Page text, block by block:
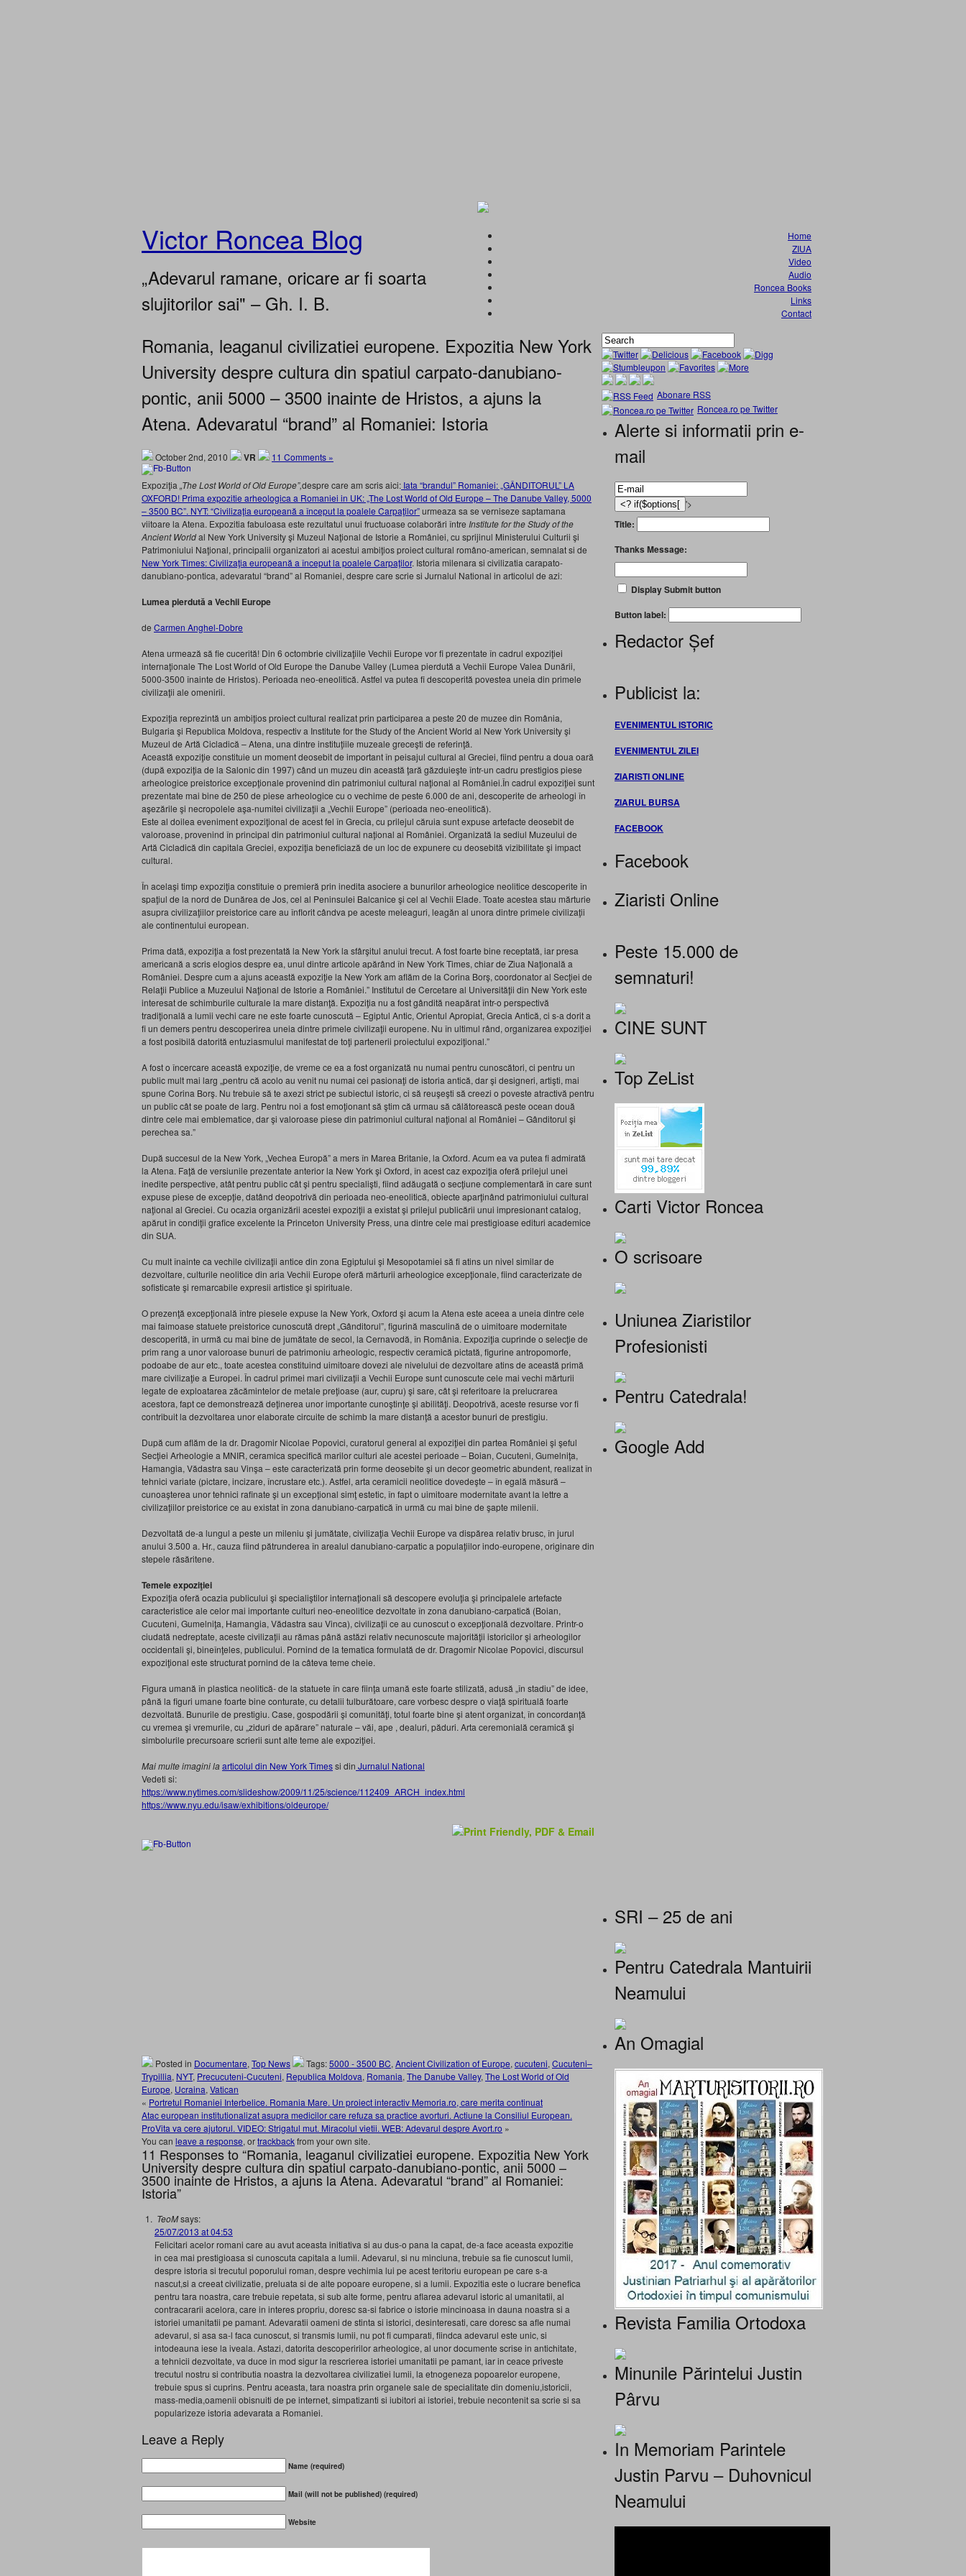
Victor Roncea Blog
„Adevarul ramane, oricare ar fi soarta
slujitorilor sai" – Gh. I. B.
Home
ZIUA
Video
Audio
Roncea Books
Links
Contact
Romania, leaganul civilizatiei europene. Expozitia New York
University despre cultura din spatiul carpato-danubiano-
pontic, anii 5000 – 3500 inainte de Hristos, a ajuns la
Atena. Adevaratul “brand” al Romaniei: Istoria
October 2nd, 2010 VR 11 Comments »
Expoziţia „The Lost World of Old Europe”,despre care am scris aici: Iata “brandul” Romaniei: „GÂNDITORUL” LA
OXFORD! Prima expozitie arheologica a Romaniei in UK: „The Lost World of Old Europe – The Danube Valley, 5000
– 3500 BC”. NYT: “Civilizaţia europeană a început la poalele Carpaţilor”urmeaza sa se verniseze saptamana
viitoare la Atena. Expozitia fabuloasa este rezultatul unui fructuoase colaborări între Institute for the Study of the
Ancient Worldal New York University şi Muzeul Naţional de Istorie a României, cu sprijinul Ministerului Culturii şi
Patrimoniului Naţional, principalii organizatori ai acestui ambiţios proiect cultural româno-american, semnalat si de
New York Times: Civilizaţia europeană a început la poalele Carpaţilor. Istoria milenara si civilizatia carapato-
danubiano-pontica, adevaratul “brand” al Romaniei, despre care scrie si Jurnalul National in articolul de azi:
Lumea pierdută a Vechii Europe
de Carmen Anghel-Dobre
Atena urmează să fie cucerită! Din 6 octombrie ci­vilizaţiile Vechii Europe vor fi prezentate în cadrul expoziţiei
internaţionale The Lost World of Old Europe the Danube Valley (Lumea pierdută a Vechii Europe Valea Dunării,
5000-3500 înainte de Hristos). Perioada neo-eneolitică. Astfel va putea fi descoperită povestea uneia din primele
civilizaţii ale omenirii.
Expoziţia reprezintă un ambiţios proiect cultural realizat prin participarea a peste 20 de muzee din România,
Bulgaria şi Republica Moldova, respectiv a Institute for the Study of the Ancient World al New York University şi
Muzeul de Artă Cicladică – Atena, una dintre instituţiile muzeale greceşti de referinţă.
Această expoziţie constituie un moment deosebit de important în peisajul cultural al Greciei, fiind pentru a doua oară
(după expoziţia de la Salonic din 1997) când un muzeu din această ţară găzduieşte într-un cadru prestigios piese
arheologice preistorice excepţionale provenind din patrimoniul cultural naţional al României.În cadrul expoziţiei sunt
prezentate mai bine de 250 de piese arheologice cu o vechime de peste 6.000 de ani, descoperite de arheologi în
aşezările şi necro­polele aşa-numitei civilizaţii a „Vechii Europe” (perioada neo-eneolitică).
Este al doilea eveniment expoziţional de acest fel în Grecia, cu prilejul căruia sunt expuse artefacte deosebit de
valoroase, provenind în principal din pa­trimoniul cultural naţional al României. Organizată la sediul Muzeului de
Artă Cicladică din capitala Greciei, expoziţia beneficiază de un loc de expunere cu deosebită vizibilitate şi impact
cultural.
În acelaşi timp expoziţia constituie o premieră prin inedita asociere a bunurilor arheologice neolitice descoperite în
spaţiul de la nord de Dunărea de Jos, cel al Peninsulei Balcanice şi cel al Vechii Elade. Toate acestea stau mărturie
asupra civilizaţiilor preistorice care au înflorit cândva pe aceste meleaguri, leagăn al unora dintre primele civilizaţii
ale continentului european.
Prima dată, expoziţia a fost prezentată la New York la sfârşitul anului trecut. A fost foarte bine receptată, iar presa
americană a scris elogios despre ea, unul dintre articole apărând în New York Times, chiar de Ziua Naţională a
României. Despre cum a ajuns această expoziţie la New York am aflăm de la Corina Borş, coordonator al Secţiei de
Relaţii Publice a Muzeului Naţional de Istorie a României.” Institutul de Cerce­tare al Universităţii din New York este
interesat de schimburile culturale la mare distanţă. Expoziţia nu a fost gândită neapărat într-o perspectivă
tradiţională a lumii vechi care ne este foarte cunoscută – Egiptul Antic, Orientul Apropiat, Grecia Antică, ci s-a dorit a
fi un demers pentru descoperirea uneia dintre primele civilizaţii europene. Nu în ultimul rând, organizarea expoziţiei
a fost posibilă datorită entuziasmului manifestat de toţi partenerii proiectului expoziţional.”
A fost o încercare această expoziţie, de vreme ce ea a fost organizată nu numai pentru cunoscători, ci pentru un
public mult mai larg „pentru că acolo au venit nu numai cei pasionaţi de istoria antică, dar şi designeri, artişti, mai
spune Corina Borş. Nu trebuie să te axezi strict pe subiectul istoric, ci să reuşeşti să creezi o poveste atractivă pentru
un public cât se poate de larg. Pentru noi a fost emoţionant să ştim că urmau să călătorească peste ocean două
dintre cele mai emblematice, dar şi valoroase piese din patrimoniul cultural naţional al României – Gânditorul şi
perechea sa.”
După succesul de la New York, „Vechea Europă” a mers în Marea Britanie, la Oxford. Acum ea va putea fi admirată
la Atena. Faţă de versiunile prezentate anterior la New York şi Oxford, în acest caz expoziţia oferă prilejul unei
inedite perspective, atât pentru public cât şi pentru specialişti, fiind adăugată o secţiune complementară în care sunt
expuse piese de excepţie, datând deopotrivă din perioada neo-eneolitică, obiecte aparţinând patrimoniului cultural
naţional al Greciei. Cu ocazia organizării acestei expoziţii a existat şi prilejul publicării unui impresio­nant catalog,
apărut în condiţii grafice excelente la Princeton University Press, una dintre cele mai prestigioase edituri academice
din SUA.
Cu mult înainte ca vechile civilizaţii antice din zona Egiptului şi Mesopotamiei să fi atins un nivel simi­lar de
dezvoltare, culturile neolitice din aria Vechii Europe oferă mărturii arheologice excepţionale, fiind caracterizate de
sofisticate şi remarcabile expresii artistice şi spirituale.
O prezenţă excepţională între piesele expuse la New York, Oxford şi acum la Atena este aceea a uneia dintre cele
mai faimoase statuete preistorice cunoscută drept „Gânditorul”, figurină masculină de o uimi­toare modernitate
descoperită, în urmă cu mai bine de jumătate de secol, la Cernavodă, în România. Expoziţia cuprinde o selecţie de
prim rang a unor va­loroase bunuri de patrimoniu arheologic, respectiv ceramică pictată, figurine antropomorfe,
podoabe de aur etc., toate acestea constituind uimitoare dovezi ale nivelului de dezvoltare atins de această primă
mare civilizaţie a Europei. În cadrul primei mari civilizaţii a Vechii Europe sunt cunoscute cele mai vechi mărturii
legate de exploatarea zăcămintelor de me­tale preţioase (aur, cupru) şi sare, cât şi referitoare la prelucrarea
acestora, fapt ce demonstrează deţinerea unor importante cunoştinţe şi abilităţi. Deopotrivă, aceste resurse vor fi
contribuit la dezvoltarea unor elaborate circuite de schimb la mare distanţă a acestor bunuri de prestigiu.
După cum aflăm de la dr. Dragomir Nicolae Popo­vici, curatorul general al expoziţiei din partea României şi şeful
Secţiei Arheologie a MNIR, ceramica specifică marilor culturi ale acestei perioade – Boian, Cucuteni, Gumelniţa,
Hamangia, Vădastra sau Vinşa – este caracterizată prin forme deosebite şi un decor geome­tric abundent, realizat în
tehnici variate (pictare, incizare, încrustare etc.). Astfel, arta ceramicii neolitice dovedeşte – în egală măsură –
cunoaşterea unor tehnici rafinate şi un excepţional simţ estetic, în fapt o uimitoare modernitate avant la lettre a
civilizaţiilor preistorice ce au existat în zona danubiano-carpatică în urmă cu mai bine de şapte milenii.
Dezvoltată de-a lungul a peste un mileniu şi jumătate, civilizaţia Vechii Europe va dispărea relativ brusc, în jurul
anului 3.500 a. Hr., cauza fiind pătrunderea în arealul danubiano-carpatic a populaţiilor indo-europene, originare din
stepele răsăritene.
Temele expoziţiei
Expoziţia oferă ocazia publicului şi specialiştilor internaţionali să descopere evoluţia şi principalele artefacte
caracteristice ale celor mai importante culturi neo-eneolitice dezvoltate în zona danubiano-carpatică (Boian,
Cucuteni, Gumelniţa, Ha­man­gia, Vădastra sau Vinca), civilizaţii ce au cunoscut o ex­cep­ţională dezvoltare. Printr-o
ciudată nedreptate, aceste ci­vilizaţii au rămas până astăzi relativ necunoscute majorităţii istoricilor şi arheologilor
occidentali şi, bineînţeles, publicului. Pornind de la tematica formulată de dr. Dragomir Nicolae Popovici, discursul
expoziţional este structurat pornind de la câteva teme cheie.
Figura umană în plastica neolitică- de la statuete în care fiinţa umană este foarte stilizată, adusă „în stadiu” de idee,
până la figuri umane foarte bine conturate, cu detalii tulburătoare, care vorbesc despre o viaţă spirituală foarte
dezvoltată. Bunurile de prestigiu. Case, gospodării şi comunităţi, totul foarte bine şi atent organizat, în concordanţă
cu vremea şi vremurile, cu „ziduri de apărare” naturale – văi, ape , dealuri, păduri. Arta ceremonială ceramică şi
simbolurile precursoare scrierii sunt alte teme ale expoziţiei.
Mai multe imagini laarticolul din New York Timessi din Jurnalul National
Vedeti si:
https://www.nytimes.com/slideshow/2009/11/25/science/112409_ARCH_index.html
https://www.nyu.edu/isaw/exhibitions/oldeurope/
Posted in Documentare, Top News Tags:5000 - 3500 BC, Ancient Civilization of Europe, cucuteni, Cucuteni–
Trypillia, NYT, Precucuteni-Cucuteni, Republica Moldova, Romania, The Danube Valley, The Lost World of Old
Europe, Ucraina, Vatican
« Portretul Romaniei Interbelice. Romania Mare. Un proiect interactiv Memoria.ro, care merita continuat
Atac european institutionalizat asupra medicilor care refuza sa practice avorturi. Actiune la Consiliul European.
ProVita va cere ajutorul. VIDEO: Strigatul mut. Miracolul vietii. WEB: Adevarul despre Avort.ro »
You can leave a response, ortrackbackfrom your own site.
11 Responses to “Romania, leaganul civilizatiei europene. Expozitia New York
University despre cultura din spatiul carpato-danubiano-pontic, anii 5000 –
3500 inainte de Hristos, a ajuns la Atena. Adevaratul “brand” al Romaniei:
Istoria”
TeoMsays:
25/07/2013 at 04:53
Felicitari acelor romani care au avut aceasta initiativa si au dus-o pana la capat, de-a face aceasta expozitie
in cea mai prestigioasa si cunoscuta capitala a lumii. Adevarul, si nu minciuna, trebuie sa fie cunoscut lumii,
despre istoria si trecutul poporului roman, despre vechimia lui pe acest teritoriu european pe care s-a
nascut,si a creeat civilizatie, preluata si de alte popoare europene, si a lumii. Expozitia este o lucrare benefica
pentru tara noastra, care trebuie repetata, si sub alte forme, pentru aflarea adevarul istoric al umanitatii, al
contracararii acelora, care in interes propriu, doresc sa-si fabrice o istorie mincinoasa in dauna noastra si a
istoriei umanitatii pe pamant. Adevaratii oameni de stinta si istorici, desinteresati, care doresc sa afle numai
adevarul, si asa sa-l faca cunoscut, si transmis lumii, nu pot fi cumparati, fiindca adevarul este unic, si
intodeauna iese la iveala. Astazi, datorita descoperirilor arheologice, al unor documente scrise in antichitate,
a tehnicii dezvoltate, va duce in mod sigur la rescrierea istoriei umanitatii pe pamant, iar in ceace priveste
trecutul nostru si contributia noastra la dezvoltarea civilizatiei lumii, la etnogeneza popoarelor europene,
trebuie spus si cuprins. Pentru aceasta, tara noastra prin organele sale de specialitate din domeniu,istoricii,
mass-media,oamenii obisnuiti de pe internet, simpatizanti si iubitori ai istoriei, trebuie necontenit sa scrie si sa
popularizeze istoria adevarata a Romaniei.
Leave a Reply
Name (required)
Mail (will not be published) (required)
Website
Abonare RSS
Roncea.ro pe Twitter
Alerte si informatii prin e-
mail
'>
Title:
Thanks Message:
Display Submit button
Button label:
Redactor Șef
Publicist la:
EVENIMENTUL ISTORIC
EVENIMENTUL ZILEI
ZIARISTI ONLINE
ZIARUL BURSA
FACEBOOK
Facebook
Ziaristi Online
Peste 15.000 de
semnaturi!
CINE SUNT
Top ZeList
Carti Victor Roncea
O scrisoare
Uniunea Ziaristilor
Profesionisti
Pentru Catedrala!
Google Add
SRI – 25 de ani
Pentru Catedrala Mantuirii
Neamului
An Omagial
Revista Familia Ortodoxa
Minunile Părintelui Justin
Pârvu
In Memoriam Parintele
Justin Parvu – Duhovnicul
Neamului